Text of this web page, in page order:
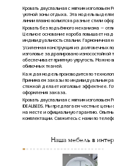
Кровать двуспальная с мягким
уютной зоны отдыха. Эта модель
линии плавно вольются в разные стили
Кровать без подъёмного механизма —
Цельное основание короба повышает
индивидуальность спальни. Гармоничная
Усиленная конструкция из долговечных
изголовье задрапировано износостойкой
обеспечивает приятную упругость.
обивочных тканей.
Каждая модель производится по
Принимаем заказы по индивидуальным
стяжкой делает изголовье эффектнее.
оформления заказа.
Кровать двуспальная с мягким
IDEALBEDS. Мы предлагаем честные цены
на месте и официальную гарантию.
комплектации. Свяжитесь с нами по
Наша мебель в